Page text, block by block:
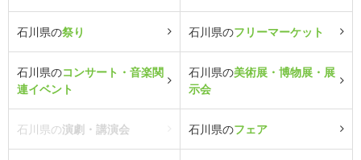
石川県の祭り 石川県のフリーマーケット
石川県のコンサート・音楽関
連イベント
石川県の美術展・博物展・展
示会
石川県の演劇・講演会 石川県のフェア